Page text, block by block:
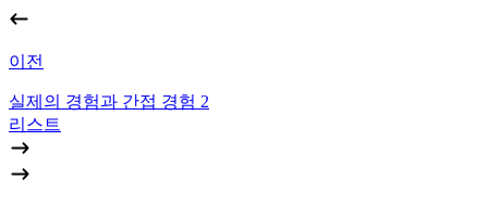
이전
실제의 경험과 간접 경험 2
리스트